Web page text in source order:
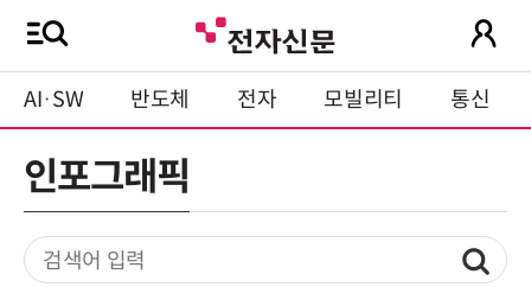
AI·SW 반도체 전자 모빌리티 통신
인포그래픽